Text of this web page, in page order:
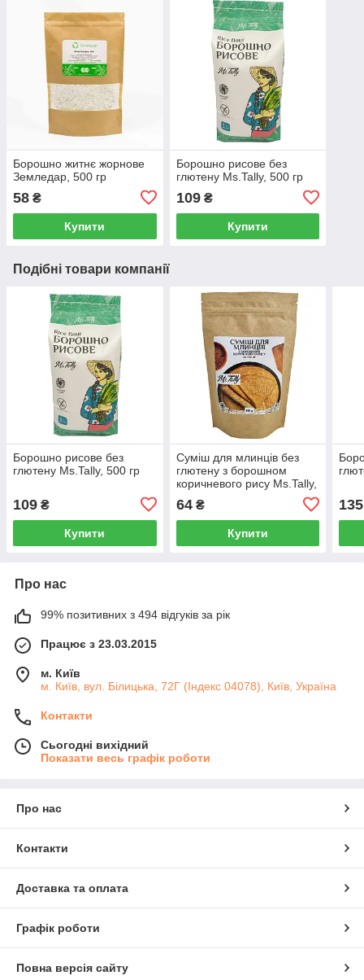
Борошно житнє жорнове
Земледар, 500 гр
58 ₴
Купити
Борошно рисове без
глютену Ms.Tally, 500 гр
109₴
Купити
Подібні товари компанії
Борошно рисове без
глютену Ms.Tally, 500 гр
109 ₴
Купити
Cумiш для млинцiв без
глютену з борошном
коричневого рису Ms.Tally,
64₴
Купити
135
Про нас
99% позитивних з 494 відгуків за рік
Працює з 23.03.2015
м. Київ
м. Київ, вул. Білицька, 72Г (Індекс 04078), Київ, Україна
Контакти
Сьогодні вихідний
Показати весь графік роботи
Про нас
Контакти
Доставка та оплата
Графік роботи
Повна версія сайту